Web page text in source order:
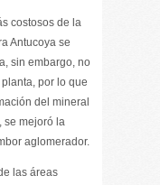
costosos de la
Antucoya se
sin embargo, no
por lo que
del mineral
se mejoró la
aglomerador.
las áreas